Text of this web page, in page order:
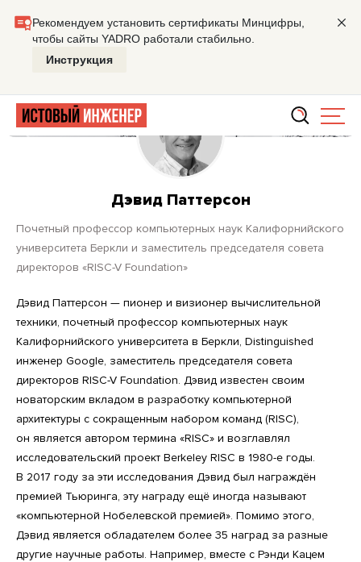
Главная Дэвид Паттерсон
Дэвид Паттерсон
почетный профессор компьютерных наук Калифорнийского
университета Беркли и заместитель председателя совета
директоров «RISC-V Foundation»
Дэвид Паттерсон — пионер и визионер вычислительной
техники, почетный профессор компьютерных наук
Калифорнийского университета в Беркли, Distinguished
инженер Google, заместитель председателя совета
директоров RISC-V Foundation. Дэвид известен своим
новаторским вкладом в разработку компьютерной
архитектуры с сокращенным набором команд (RISC),
он является автором термина «RISC» и возглавлял
исследовательский проект Berkeley RISC в 1980-е годы.
В 2017 году за эти исследования Дэвид был награждён
премией Тьюринга, эту награду ещё иногда называют
«компьютерной Нобелевской премией». Помимо этого,
Дэвид является обладателем более 35 наград за разные
другие научные работы. Например, вместе с Рэнди Кацем